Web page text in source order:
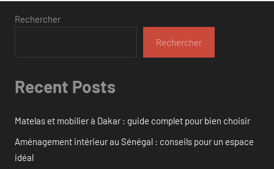
Rechercher
Rechercher
Recent Posts
Matelas et mobilier à Dakar : guide complet pour bien choisir
Aménagement intérieur au Sénégal : conseils pour un espace
idéal